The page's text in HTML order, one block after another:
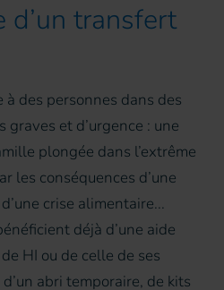
d’un transfert
des personnes dans des
et d’urgence : une
plongée dans l’extrême
les conséquences d’une
crise alimentaire...
déjà d’une aide
HI ou de celle de ses
abri temporaire, de kits